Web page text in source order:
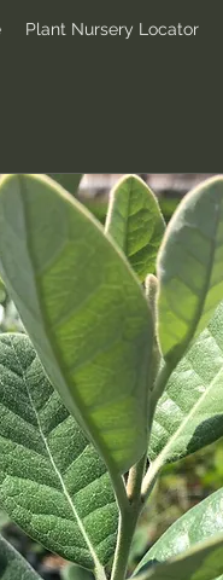
Plant Nursery Locator